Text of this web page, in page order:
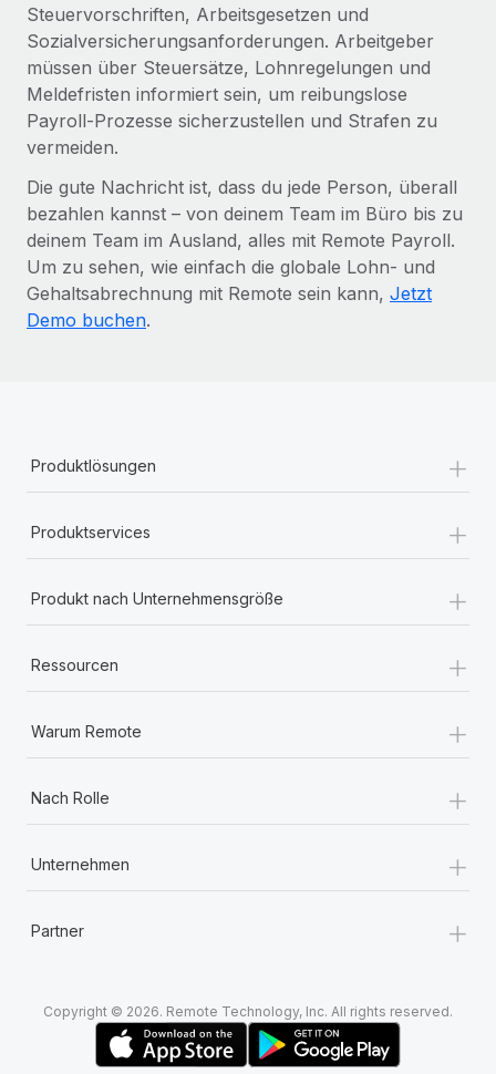
Steuervorschriften, Arbeitsgesetzen und
Sozialversicherungsanforderungen. Arbeitgeber
müssen über Steuersätze, Lohnregelungen und
Meldefristen informiert sein, um reibungslose
Payroll-Prozesse sicherzustellen und Strafen zu
vermeiden.
Die gute Nachricht ist, dass du jede Person, überall
bezahlen kannst – von deinem Team im Büro bis zu
deinem Team im Ausland, alles mit Remote Payroll.
Um zu sehen, wie einfach die globale Lohn- und
Gehaltsabrechnung mit Remote sein kann, Jetzt
Demo buchen.
Produktlösungen +
Produktservices +
Produkt nach Unternehmensgröße +
Ressourcen +
Warum Remote +
Nach Rolle +
Unternehmen +
Partner +
Copyright © 2026. Remote Technology, Inc. All rights reserved.